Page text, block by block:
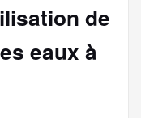
de
eaux à